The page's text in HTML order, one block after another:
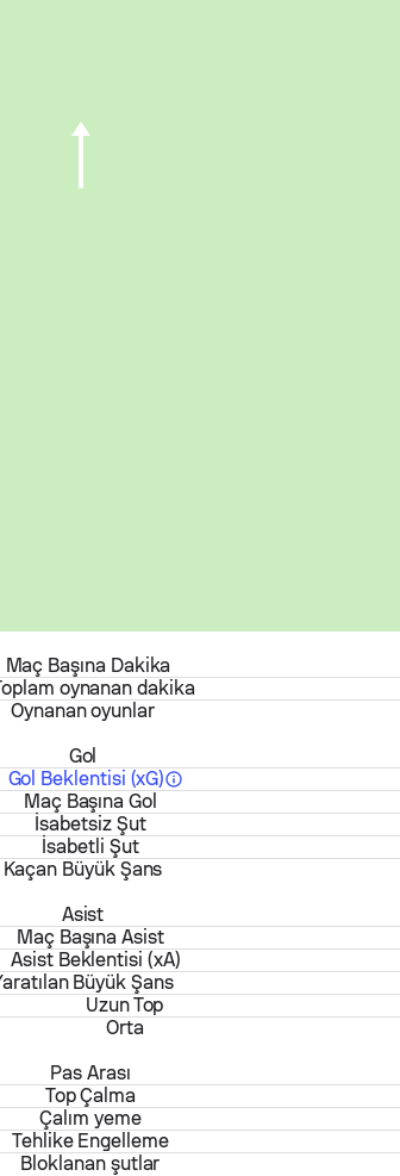
Maç Başına Dakika
oynanan dakika
Oynanan oyunlar
Gol
Gol Beklentisi (xG)
Maç Başına Gol
İsabetsiz Şut
İsabetli Şut
Kaçan Büyük Şans
Asist
Maç Başına Asist
Asist Beklentisi (xA)
Büyük Şans
Uzun Top
Orta
Pas Arası
Top Çalma
Çalım yeme
Tehlike Engelleme
Bloklanan şutlar